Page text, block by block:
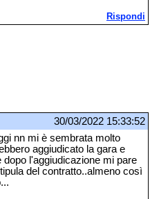
Rispondi
30/03/2022 15:33:52
nn mi è sembrata molto
aggiudicato la gara e
l'aggiudicazione mi pare
del contratto..almeno così